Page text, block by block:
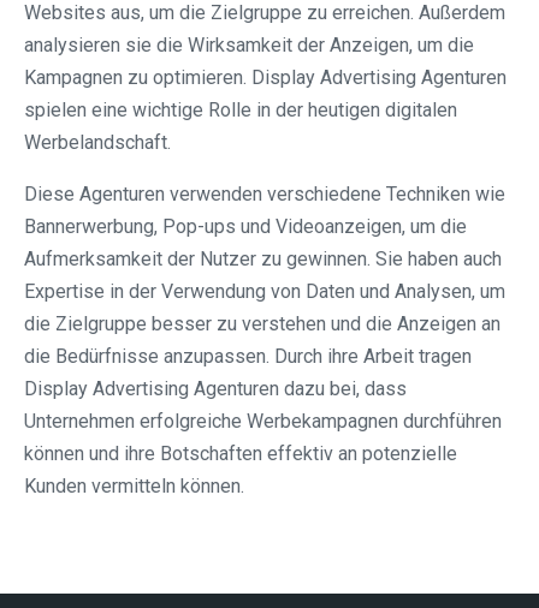
Websites aus, um die Zielgruppe zu erreichen. Außerdem
analysieren sie die Wirksamkeit der Anzeigen, um die
Kampagnen zu optimieren. Display Advertising Agenturen
spielen eine wichtige Rolle in der heutigen digitalen
Werbelandschaft.
Diese Agenturen verwenden verschiedene Techniken wie
Bannerwerbung, Pop-ups und Videoanzeigen, um die
Aufmerksamkeit der Nutzer zu gewinnen. Sie haben auch
Expertise in der Verwendung von Daten und Analysen, um
die Zielgruppe besser zu verstehen und die Anzeigen an
die Bedürfnisse anzupassen. Durch ihre Arbeit tragen
Display Advertising Agenturen dazu bei, dass
Unternehmen erfolgreiche Werbekampagnen durchführen
können und ihre Botschaften effektiv an potenzielle
Kunden vermitteln können.